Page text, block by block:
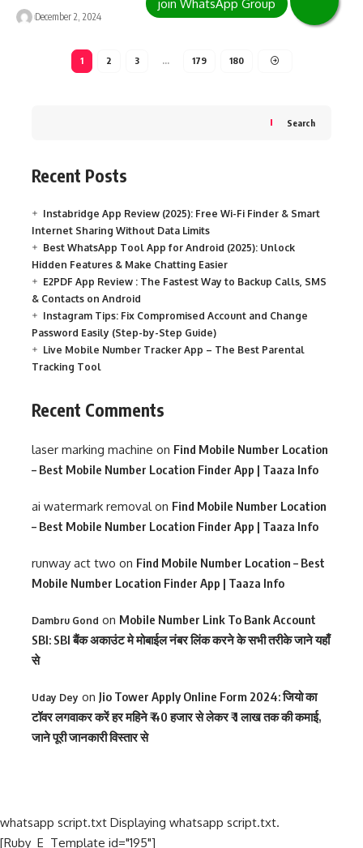
December 2, 2024
1 2 3 … 179 180
Search
Recent Posts
Instabridge App Review (2025): Free Wi-Fi Finder & Smart
Internet Sharing Without Data Limits
Best WhatsApp Tool App for Android (2025): Unlock
Hidden Features & Make Chatting Easier
E2PDF App Review : The Fastest Way to Backup Calls, SMS
& Contacts on Android
Instagram Tips: Fix Compromised Account and Change
Password Easily (Step-by-Step Guide)
Live Mobile Number Tracker App – The Best Parental
Tracking Tool
Recent Comments
laser marking machine on Find Mobile Number Location
– Best Mobile Number Location Finder App | Taaza Info
ai watermark removal on Find Mobile Number Location
– Best Mobile Number Location Finder App | Taaza Info
runway act two on Find Mobile Number Location – Best
Mobile Number Location Finder App | Taaza Info
Dambru Gond on Mobile Number Link To Bank Account
SBI: SBI बैंक अकाउंट मे मोबाईल नंबर लिंक करने के सभी तरीके जाने यहाँ
से
Uday Dey on Jio Tower Apply Online Form 2024: जियो का
टॉवर लगवाकर करें हर महिने ₹ 40 हजार से लेकर ₹ 1 लाख तक की कमाई,
जाने पूरी जानकारी विस्तार से
whatsapp script.txt Displaying whatsapp script.txt.
[Ruby_E_Template id="195"]